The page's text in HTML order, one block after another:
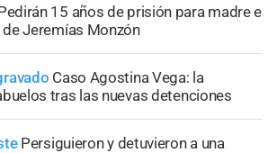
15 años de prisión para madre e
Jeremías Monzón
Caso Agostina Vega: la
tras las nuevas detenciones
Persiguieron y detuvieron a una